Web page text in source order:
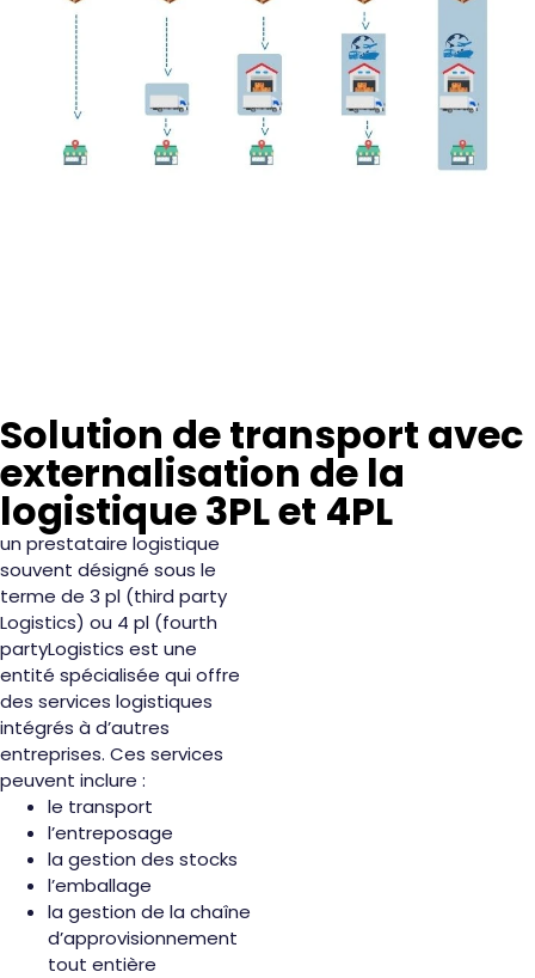
Solution de transport avec
externalisation de la
logistique 3PL et 4PL
un prestataire logistique
souvent désigné sous le
terme de 3 pl (third party
Logistics) ou 4 pl (fourth
partyLogistics est une
entité spécialisée qui offre
des services logistiques
intégrés à d’autres
entreprises. Ces services
peuvent inclure :
le transport
l’entreposage
la gestion des stocks
l’emballage
la gestion de la chaîne
d’approvisionnement
tout entière